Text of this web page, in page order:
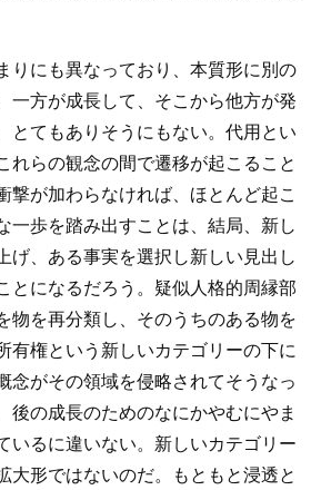
りにも異なっており、本質形に別の
一方が成長して、そこから他方が発
とてもありそうにもない。代用とい
れらの観念の間で遷移が起こること
撃が加わらなければ、ほとんど起こ
一歩を踏み出すことは、結局、新し
げ、ある事実を選択し新しい見出し
とになるだろう。疑似人格的周縁部
物を再分類し、そのうちのある物を
有権という新しいカテゴリーの下に
念がその領域を侵略されてそうなっ
後の成長のためのなにかやむにやま
いるに違いない。新しいカテゴリー
大形ではないのだ。もともと浸透と